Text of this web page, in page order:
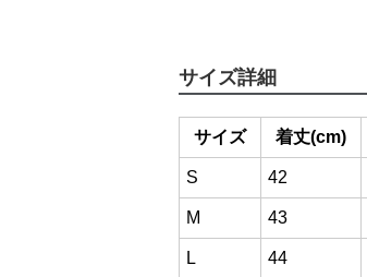
サイズ詳細
サイズ 着丈(cm)
S 42
M 43
L 44